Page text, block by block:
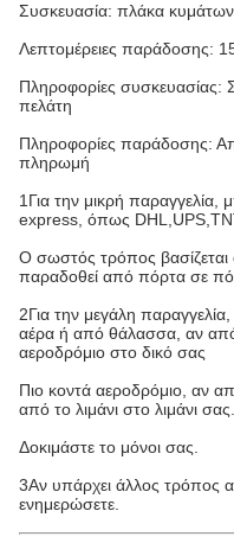
Συσκευασία: πλάκα
Λεπτομέρειες παράδοσης:
Πληροφορίες συσκευασίας:
πελάτη
Πληροφορίες παράδοσης:
πληρωμή
1Για την μικρή παραγγελία,
express, όπως
Ο σωστός τρόπος
παραδοθεί από πόρτα σε
2Για την μεγάλη
αέρα ή από θάλασσα, αν
αεροδρόμιο στο δικό σας
Πιο κοντά αεροδρόμιο, αν
από το λιμάνι στο λιμάνι σας.
Δοκιμάστε το μόνοι σας.
3Αν υπάρχει άλλος τρόπος
ενημερώσετε.